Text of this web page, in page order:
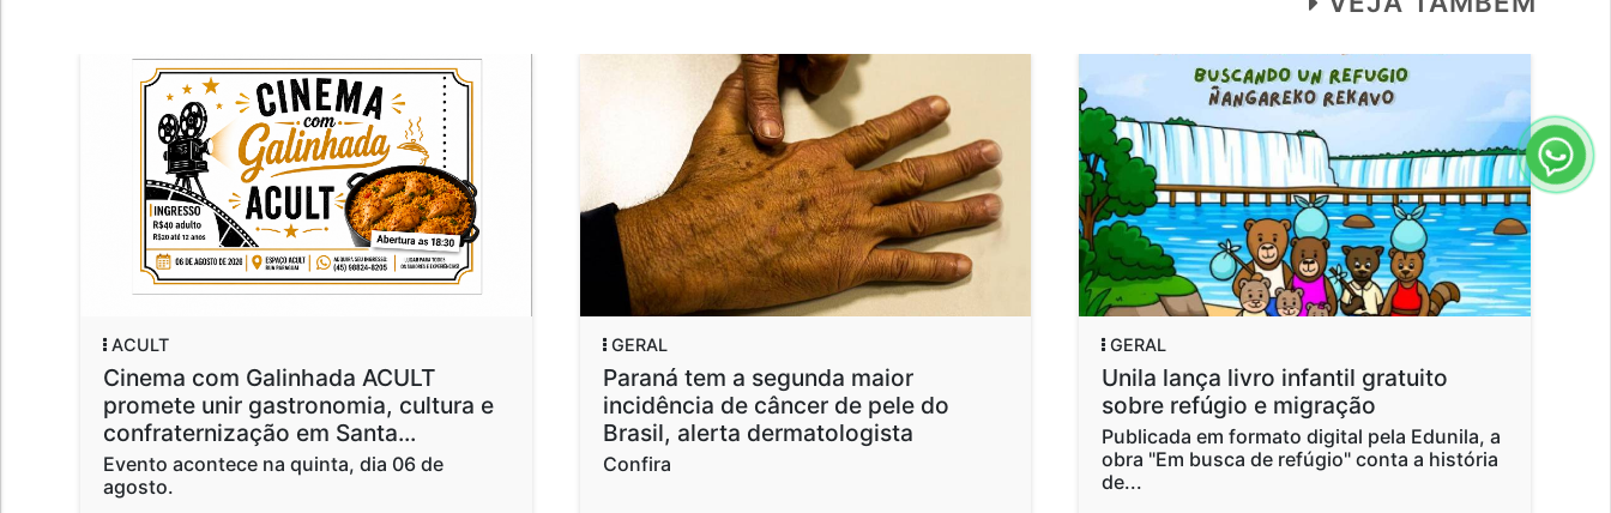
ACULT
Cinema com Galinhada ACULT
promete unir gastronomia, cultura e
confraternização em Santa...
Evento acontece na quinta, dia 06 de
agosto.
GERAL
Paraná tem a segunda maior
incidência de câncer de pele do
Brasil, alerta dermatologista
Confira
GERAL
Unila lança livro infantil gratuito
sobre refúgio e migração
Publicada em formato digital pela Edunila, a
obra "Em busca de refúgio" conta a história
de...